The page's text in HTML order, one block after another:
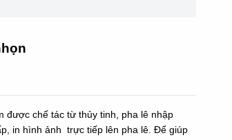
được chế tác từ thủy tinh, pha lê nhập
in hình ảnh trực tiếp lên pha lê. Để giúp